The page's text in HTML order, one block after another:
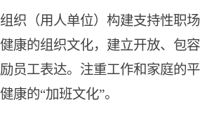
（用人单位）构建支持性职场
康的组织文化，建立开放、包容
员工表达。注重工作和家庭的平
康的“加班文化”。